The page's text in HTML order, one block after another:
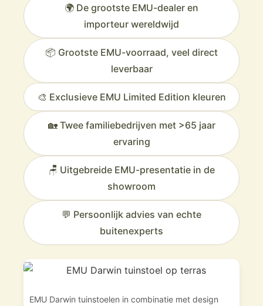
🌍 De grootste EMU-dealer en
importeur wereldwijd
📦 Grootste EMU-voorraad, veel direct
leverbaar
🎨 Exclusieve EMU Limited Edition kleuren
🏡 Twee familiebedrijven met >65 jaar
ervaring
🪑 Uitgebreide EMU-presentatie in de
showroom
💬 Persoonlijk advies van echte
buitenexperts
EMU Darwin tuinstoelen in combinatie met design